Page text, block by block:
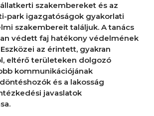
szakembereket és az
park igazgatóságok gyakorlati
szakembereit találjuk. A tanács
védett faj hatékony védelmének
az érintett, gyakran
eltérő területeken dolgozó
kommunikációjának
és a lakosság
javaslatok